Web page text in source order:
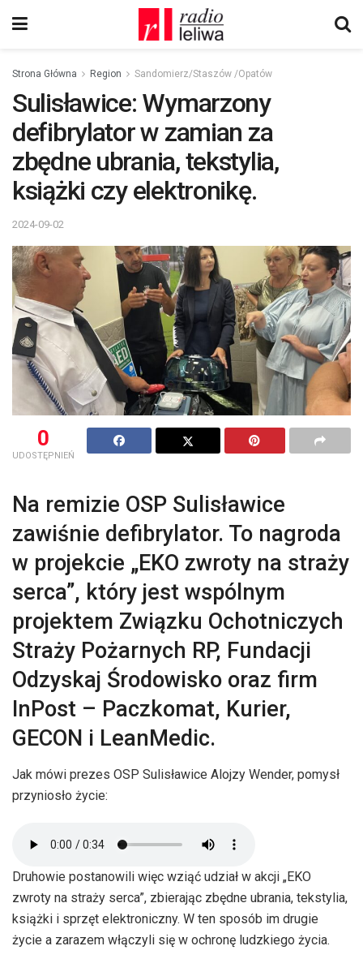
Strona Główna Region Sandomierz/Staszów /Opatów
Sulisławice: Wymarzony
defibrylator w zamian za
zbędne ubrania, tekstylia,
książki czy elektronikę.
2024-09-02
0
UDOSTĘPNIEŃ
Na remizie OSP Sulisławice
zawiśnie defibrylator. To nagroda
w projekcie „EKO zwroty na straży
serca”, który jest wspólnym
projektem Związku Ochotniczych
Straży Pożarnych RP, Fundacji
Odzyskaj Środowisko oraz firm
InPost – Paczkomat, Kurier,
GECON i LeanMedic.
Jak mówi prezes OSP Sulisławice Alojzy Wender, pomysł
przyniosło życie:
Druhowie postanowili więc wziąć udział w akcji „EKO
zwroty na straży serca”, zbierając zbędne ubrania, tekstylia,
książki i sprzęt elektroniczny. W ten sposób im drugie
życie a zarazem włączyli się w ochronę ludzkiego życia.